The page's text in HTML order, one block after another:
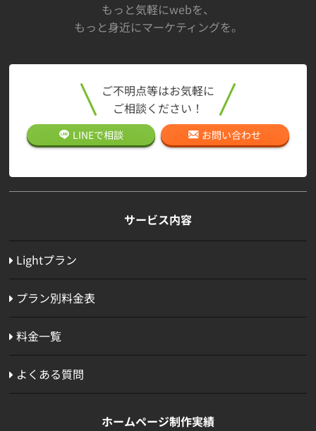
もっと気軽にwebを、
もっと身近にマーケティングを。
ご不明点等はお気軽に
ご相談ください！
LINEで相談 お問い合わせ
サービス内容
Lightプラン
プラン別料金表
料金一覧
よくある質問
ホームページ制作実績